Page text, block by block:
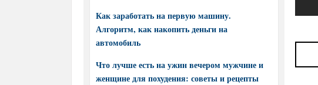
Как заработать на первую машину.
Алгоритм, как накопить деньги на
автомобиль
Что лучше есть на ужин вечером мужчине и
женщине для похудения: советы и рецепты